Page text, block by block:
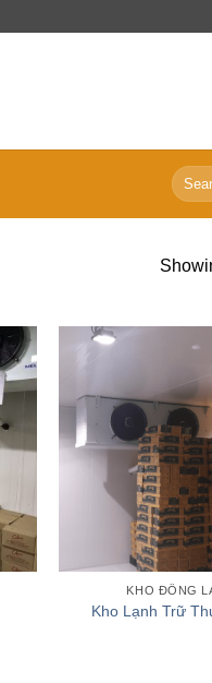
Search
for:
KHO ĐÔNG
Kho Lạnh Trữ